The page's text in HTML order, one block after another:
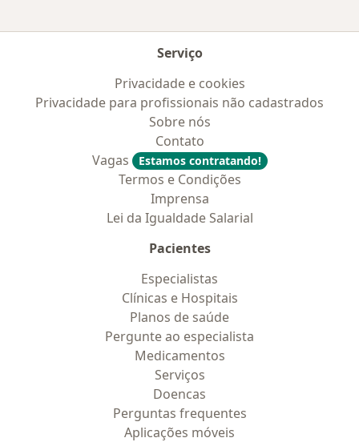
Serviço
Privacidade e cookies
Privacidade para profissionais não cadastrados
Sobre nós
Contato
Vagas
Estamos contratando!
Termos e Condições
Imprensa
Lei da Igualdade Salarial
Pacientes
Especialistas
Clínicas e Hospitais
Planos de saúde
Pergunte ao especialista
Medicamentos
Serviços
Doencas
Perguntas frequentes
Aplicações móveis